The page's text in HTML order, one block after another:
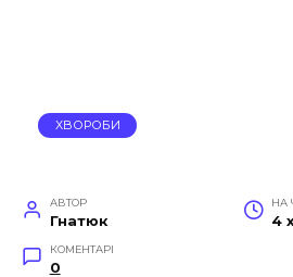
ХВОРОБИ
АВТОР
Гнатюк
НА
4
КОМЕНТАРІ
0